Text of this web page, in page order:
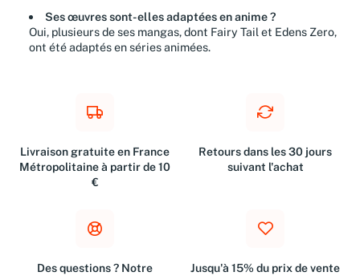
Ses œuvres sont-elles adaptées en anime ?
Oui, plusieurs de ses mangas, dont Fairy Tail et Edens Zero,
ont été adaptés en séries animées.
Livraison gratuite en France
Métropolitaine à partir de 10
€
Retours dans les 30 jours
suivant l'achat
Des questions ? Notre
Jusqu'à 15% du prix de vente